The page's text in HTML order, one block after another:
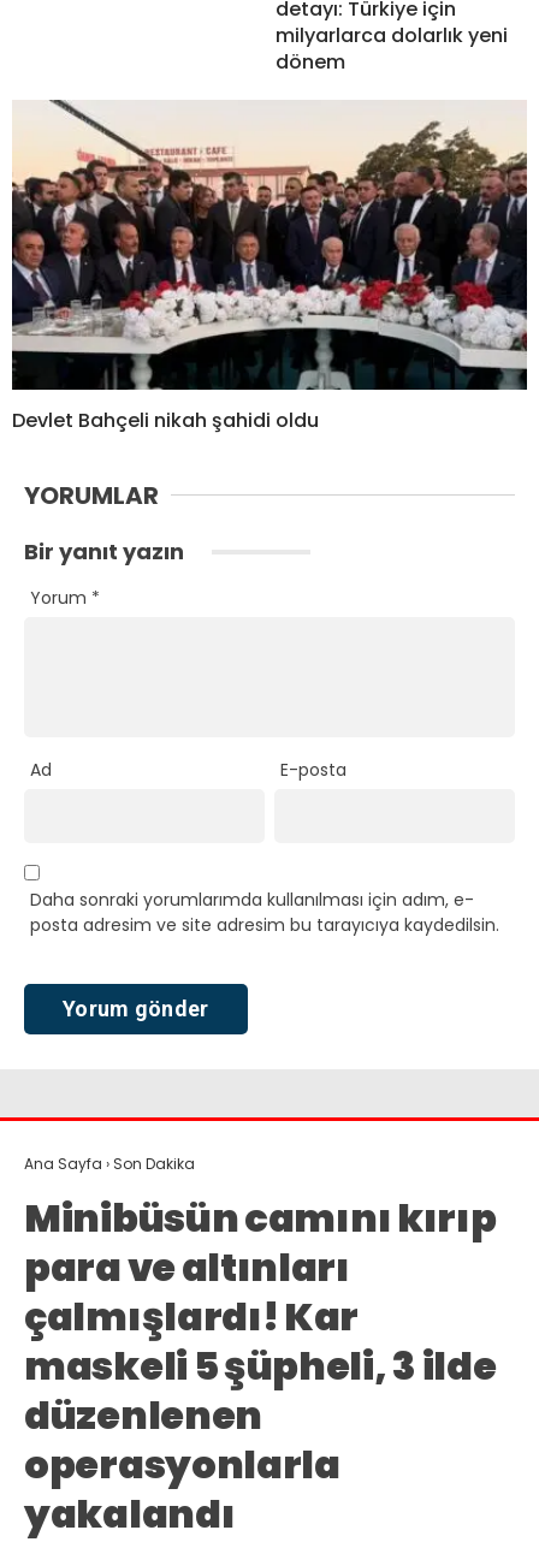
detayı: Türkiye için
milyarlarca dolarlık yeni
dönem
Devlet Bahçeli nikah şahidi oldu
YORUMLAR
Bir yanıt yazın
Yorum *
Ad E-posta
Daha sonraki yorumlarımda kullanılması için adım, e-
posta adresim ve site adresim bu tarayıcıya kaydedilsin.
Ana Sayfa › Son Dakika
Minibüsün camını kırıp
para ve altınları
çalmışlardı! Kar
maskeli 5 şüpheli, 3 ilde
düzenlenen
operasyonlarla
yakalandı